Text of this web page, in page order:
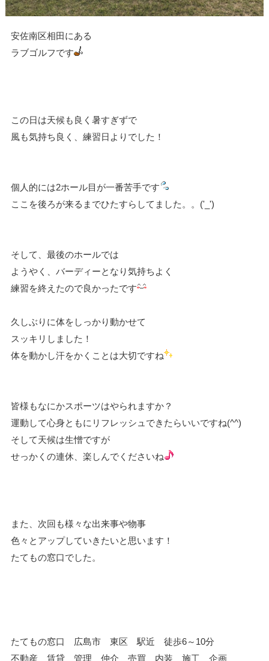
安佐南区相田にある
ラブゴルフです
この日は天候も良く暑すぎずで
風も気持ち良く、練習日よりでした！
個人的には2ホール目が一番苦手です
ここを後ろが来るまでひたすらしてました。。('_')
そして、最後のホールでは
ようやく、バーディーとなり気持ちよく
練習を終えたので良かったです
久しぶりに体をしっかり動かせて
スッキリしました！
体を動かし汗をかくことは大切ですね
皆様もなにかスポーツはやられますか？
運動して心身ともにリフレッシュできたらいいですね(^^)
そして天候は生憎ですが
せっかくの連休、楽しんでくださいね
また、次回も様々な出来事や物事
色々とアップしていきたいと思います！
たてもの窓口でした。
たてもの窓口 広島市 東区 駅近 徒歩6～10分
不動産 賃貸 管理 仲介 売買 内装 施工 企画